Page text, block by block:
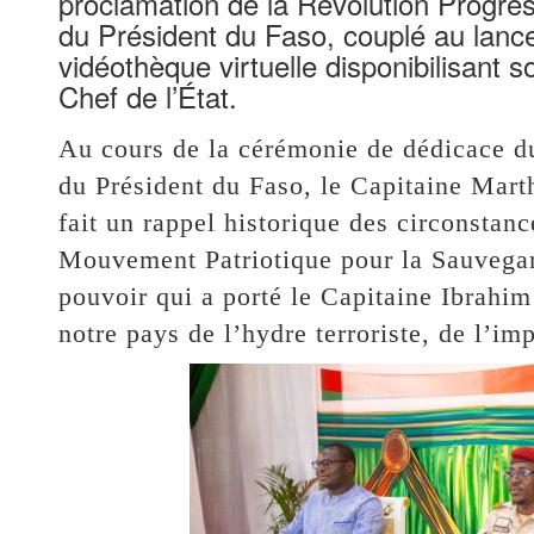
du Président du Faso, couplé au
vidéothèque virtuelle disponibilisant
Chef de l’État.
Au cours de la cérémonie de dédicace
du Président du Faso, le Capitaine
fait un rappel historique des
Mouvement Patriotique pour la
pouvoir qui a porté le Capitaine
notre pays de l’hydre terroriste, de